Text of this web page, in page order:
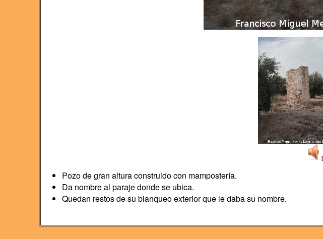
Pozo de gran altura construido con mampostería.
Da nombre al paraje donde se ubica.
Quedan restos de su blanqueo exterior que le daba su nombre.